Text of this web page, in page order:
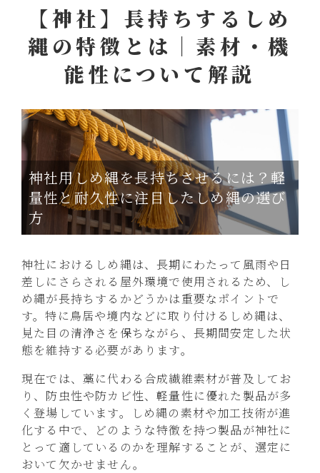
【神社】長持ちするしめ
縄の特徴とは｜素材・機
能性について解説
神社用しめ縄を長持ちさせるには？軽
量性と耐久性に注目したしめ縄の選び
方
神社におけるしめ縄は、長期にわたって風雨や日
差しにさらされる屋外環境で使用されるため、し
め縄が長持ちするかどうかは重要なポイントで
す。特に鳥居や境内などに取り付けるしめ縄は、
見た目の清浄さを保ちながら、長期間安定した状
態を維持する必要があります。
現在では、藁に代わる合成繊維素材が普及してお
り、防虫性や防カビ性、軽量性に優れた製品が多
く登場しています。しめ縄の素材や加工技術が進
化する中で、どのような特徴を持つ製品が神社に
とって適しているのかを理解することが、選定に
おいて欠かせません。